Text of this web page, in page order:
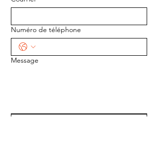
Numéro de téléphone
Message